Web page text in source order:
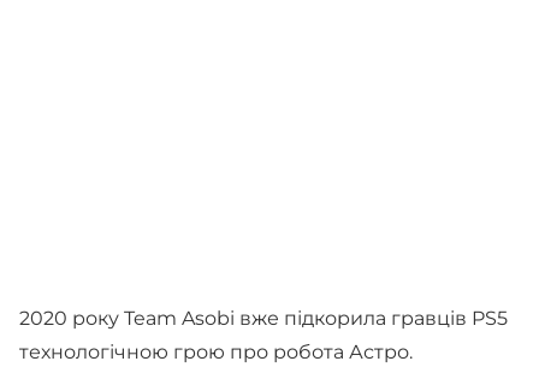
2020 року Team Asobi вже підкорила гравців PS5
технологічною грою про робота Астро.